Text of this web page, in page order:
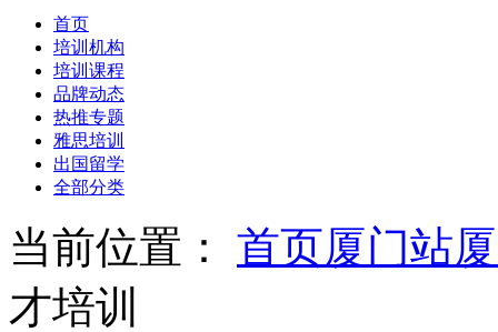
首页
培训机构
培训课程
品牌动态
热推专题
雅思培训
出国留学
全部分类
当前位置： 首页厦门站
才培训